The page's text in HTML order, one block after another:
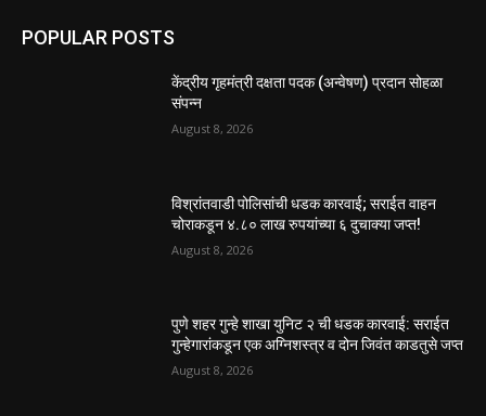
POPULAR POSTS
केंद्रीय गृहमंत्री दक्षता पदक (अन्वेषण) प्रदान सोहळा
संपन्न
August 8, 2026
विश्रांतवाडी पोलिसांची धडक कारवाई; सराईत वाहन
चोराकडून ४.८० लाख रुपयांच्या ६ दुचाक्या जप्त!
August 8, 2026
पुणे शहर गुन्हे शाखा युनिट २ ची धडक कारवाई: सराईत
गुन्हेगारांकडून एक अग्निशस्त्र व दोन जिवंत काडतुसे जप्त
August 8, 2026